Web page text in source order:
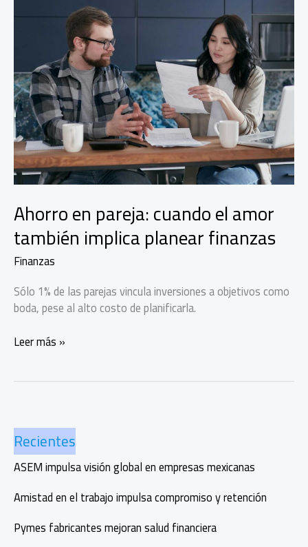
Ahorro en pareja: cuando el amor
también implica planear finanzas
Finanzas
Sólo 1% de las parejas vincula inversiones a objetivos como
boda, pese al alto costo de planificarla.
Ahorro
amor
también
implica
planear
finanzas
Leer más »
Recientes
ASEM impulsa visión global en empresas mexicanas
Amistad en el trabajo impulsa compromiso y retención
Pymes fabricantes mejoran salud financiera